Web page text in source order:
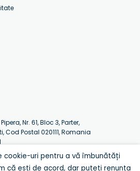
Nr. 61, Bloc 3, Parter,
Cod Postal 020111, Romania
(EEST)
cookie-uri pentru a vă îmbunătăți
că ești de acord, dar puteți renunța